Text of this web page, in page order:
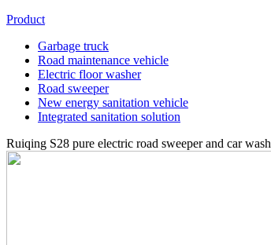
Product
Garbage truck
Road maintenance vehicle
Electric floor washer
Road sweeper
New energy sanitation vehicle
Integrated sanitation solution
Ruiqing S28 pure electric road sweeper and car wash